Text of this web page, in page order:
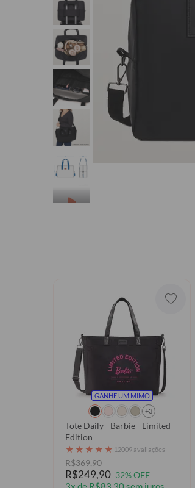
GANHE UM MIMO
+3
Tote Daily - Barbie - Limited
Edition
★ ★ ★ ★ ★ 12009 avaliações
R$369,90
R$249,90 32% OFF